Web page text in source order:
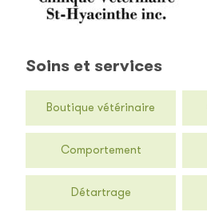
Soins et services
Boutique vétérinaire
Comportement
Détartrage